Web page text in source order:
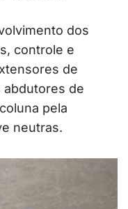
dos
controle e
de
abdutores de
pela
neutras.